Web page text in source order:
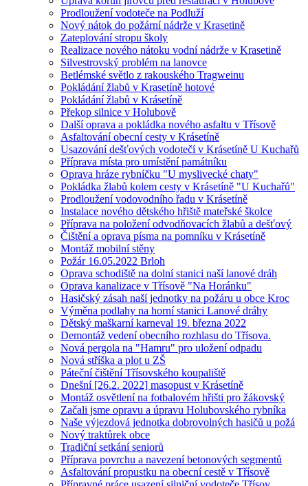
Prodloužení vodoteče na Podluží
Nový nátok do požární nádrže v Krasetině
Zateplování stropu školy
Realizace nového nátoku vodní nádrže v Krasetině
Silvestrovský problém na lanovce
Betlémské světlo z rakouského Tragweinu
Pokládání žlabů v Krasetíně hotové
Pokládání žlabů v Krásetíně
Překop silnice v Holubově
Další oprava a pokládka nového asfaltu v Třísově
Asfaltování obecní cesty v Krásetíně
Usazování dešťových vodotečí v Krásetíně U Kuchařů
Příprava místa pro umístění památníku
Oprava hráze rybníčku "U myslivecké chaty"
Pokládka žlabů kolem cesty v Krásetíně "U Kuchařů"
Prodloužení vodovodního řadu v Krásetíně
Instalace nového dětského hřiště mateřské školce
Příprava na položení odvodňovacích žlabů a dešťový
Čištění a oprava písma na pomníku v Krásetíně
Montáž mobilní stěny
Požár 16.05.2022 Brloh
Oprava schodiště na dolní stanici naší lanové dráh
Oprava kanalizace v Třísově "Na Horánku"
Hasičský zásah naší jednotky na požáru u obce Kroc
Výměna podlahy na horní stanici Lanové dráhy
Dětský maškarní karneval 19. března 2022
Demontáž vedení obecního rozhlasu do Třísova.
Nová pergola na "Hamru" pro uložení odpadu
Nová stříška a plot u ZŠ
Páteční čištění Třísovského koupaliště
Dnešní [26.2. 2022] masopust v Krásetíně
Montáž osvětlení na fotbalovém hřišti pro žákovský
Začali jsme opravu a úpravu Holubovského rybníka
Naše výjezdová jednotka dobrovolných hasičů u požá
Nový traktůrek obce
Tradiční setkání seniorů
Příprava povrchu a navezení betonových segmentů
Asfaltování propustku na obecní cestě v Třísově